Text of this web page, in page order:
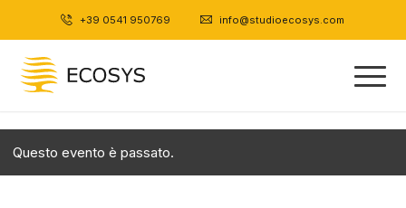
+39 0541 950769 info@studioecosys.com
Questo evento è passato.